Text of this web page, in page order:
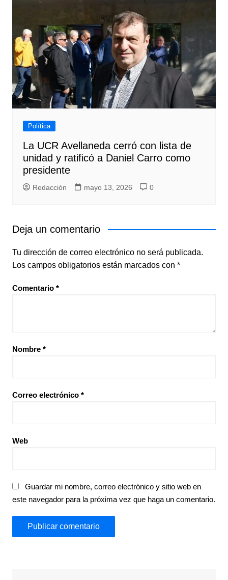
Política
La UCR Avellaneda cerró con lista de
unidad y ratificó a Daniel Carro como
presidente
Redacción mayo 13, 2026 0
Deja un comentario
Tu dirección de correo electrónico no será publicada.
Los campos obligatorios están marcados con *
Comentario *
Nombre *
Correo electrónico *
Web
Guardar mi nombre, correo electrónico y sitio web en
este navegador para la próxima vez que haga un comentario.